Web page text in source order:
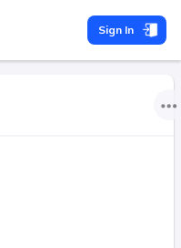
Sign In